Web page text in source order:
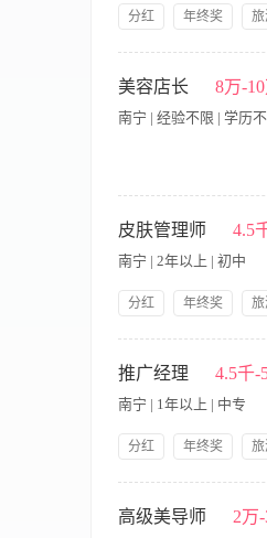
能力 ； 8、自愿参加美
1、赴上海进行专业化的
员工更高价值，努力冲
分红 年终奖
力、有良好的沟通能力
美容店长 8万-
南宁 | 经验不限 | 学历
练，考核; 6、协助私人
皮肤管理师 4.5
南宁 | 2年以上 | 初中
分红 年终奖
立贵宾及常客档案，了
美容院晨会，完成每天
者、有美容院工作经验
和道德； 5、性格开朗乐
推广经理 4.5千-
南宁 | 1年以上 | 中专
分红 年终奖
有时尚眼光的工作能力
高级美导师 2万